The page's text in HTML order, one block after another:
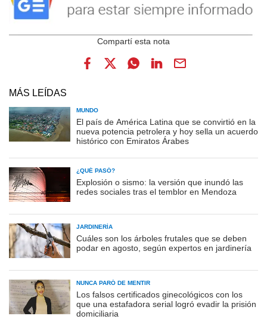
MÁS LEÍDAS
MUNDO
El país de América Latina que se convirtió en la
nueva potencia petrolera y hoy sella un acuerdo
histórico con Emiratos Árabes
¿QUÉ PASÓ?
Explosión o sismo: la versión que inundó las
redes sociales tras el temblor en Mendoza
JARDINERÍA
Cuáles son los árboles frutales que se deben
podar en agosto, según expertos en jardinería
NUNCA PARÓ DE MENTIR
Los falsos certificados ginecológicos con los
que una estafadora serial logró evadir la prisión
domiciliaria